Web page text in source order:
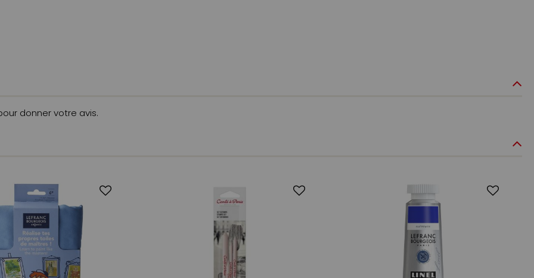
donner votre avis.